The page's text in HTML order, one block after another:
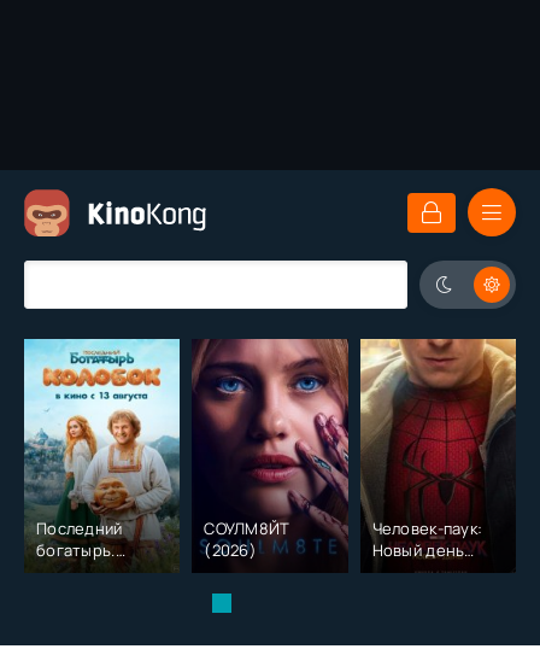
Последний
богатырь.
Колобок (2026)
СОУЛМ8ЙТ
(2026)
Человек-паук:
Новый день
(2026)